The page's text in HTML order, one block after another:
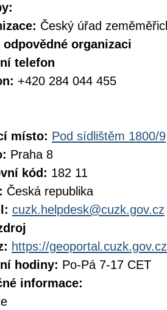
Český úřad
organizaci
telefon
+420 284 044 455
místo: Pod sídlištěm 1800/9
Praha 8
kód: 182 11
Česká republika
cuzk.helpdesk@cuzk.gov.cz
https://geoportal.cuzk.gov.cz
hodiny: Po-Pá 7-17 CET
informace: